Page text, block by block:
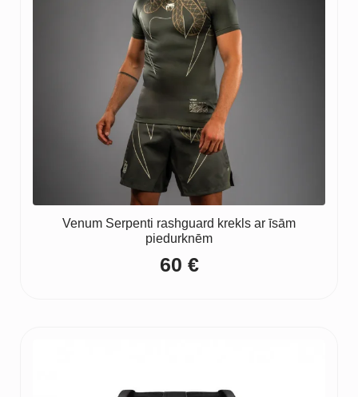
Venum Serpenti rashguard krekls ar īsām
piedurknēm
60 €